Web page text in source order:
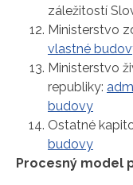
záležitostí
Ministerstvo
vlastné
Ministerstvo
republiky:
budovy
Ostatné
budovy
Procesný model